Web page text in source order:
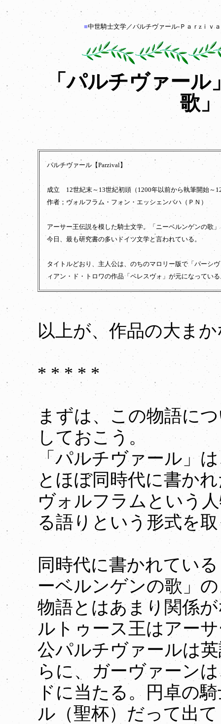
■中世騎士文学／パルチヴァール-Ｐａｒzｉｖ
「パルチヴァー
歌
パルチヴァール【Parzival】
成立 12世紀末～13世紀初頭（1200年以前から執筆開始～
作者；ヴォルフラム・フォン・エッシェンバハ（ＰＮ）
アーサー王伝説を模した騎士文学。「ニーベルンゲンの歌
今日、最も研究書の多いドイツ文学と言われている。
タイトルどおり、主人公は、のちのマロリー版で「パーシ
ィアン・ド・トロワの作品「ペレスヴォ」が元になってい
以上が、作品の大ま
* * * * *
まずは、この物語に
しておこう。
「パルチヴァール」
とほぼ同時代に書か
ヴォルフラムという
る語りという形式を
同時代に書かれてい
ーベルンゲンの歌」
物語とはあまり関係
ルトゥース王はアー
公パルチヴァールは
らに、ガーヴァーン
ドに当たる。円卓の
ル（聖杯）だって出